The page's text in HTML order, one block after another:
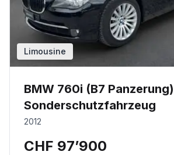
Limousine
BMW 760i (B7 Panzerung)
Sonderschutzfahrzeug
2012
CHF 97’900